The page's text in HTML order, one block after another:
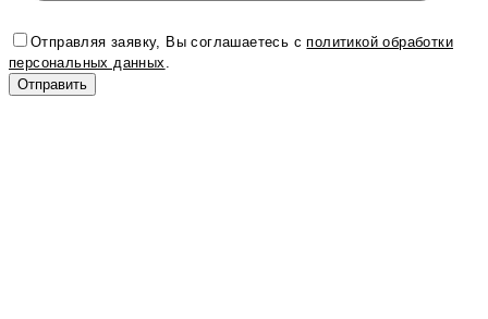
Отправляя заявку, Вы соглашаетесь сполитикой обработки
персональных данных.